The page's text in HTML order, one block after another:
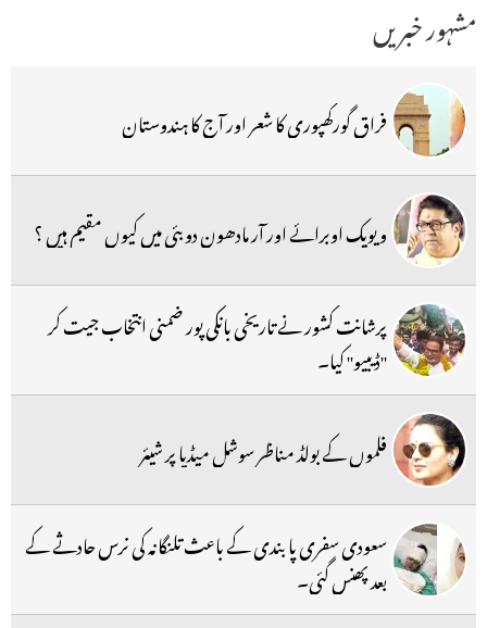
مشہور خبریں
فراق گورکھپوری کا شعر اور آج کا ہندوستان
ویویک اوبرائے اور آر مادھون دوبئی میں کیوں مقیم ہیں ؟
پرشانت کشور نے تاریخی بانکی پور ضمنی انتخاب جیت کر
''ڈیبیو'' کیا۔
فلموں کے بولڈ مناظر سوشل میڈیا پر شیئر
سعودی سفری پابندی کے باعث تلنگانہ کی نرس حادثے کے
بعد پھنس گئی۔